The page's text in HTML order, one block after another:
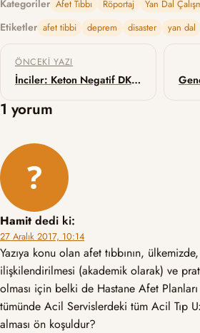
Kategoriler Afet Tıbbı Röportaj Yan Dal
Etiketler afet tibbi deprem disaster yan dal
Yazı gezinmesi
ÖNCEKI YAZI
İnciler: Keton Negatif DKA, Nasıl?
1 yorum
Hamit dedi ki:
27 Aralık 2017, 10:14
Yazıya konu olan afet tıbbının,
ilişkilendirilmesi (akademik olarak) ve
olması için belki de Hastane Afet Planları
tümünde Acil Servislerdeki tüm Acil Tıp
alması ön koşuldur?